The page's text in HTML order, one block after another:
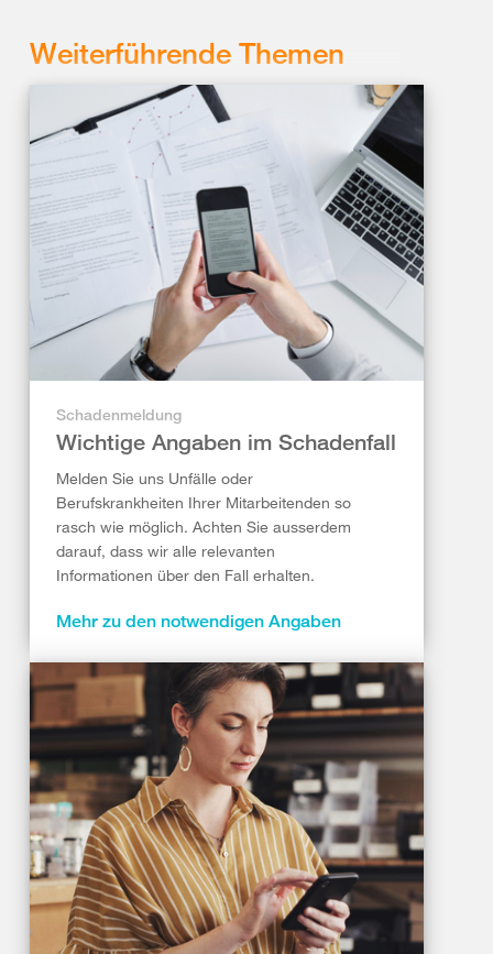
Weiterführende Themen
Schadenmeldung
Wichtige Angaben im Schadenfall
Melden Sie uns Unfälle oder
Berufskrankheiten Ihrer Mitarbeitenden so
rasch wie möglich. Achten Sie ausserdem
darauf, dass wir alle relevanten
Informationen über den Fall erhalten.
Mehr zu den notwendigen Angaben